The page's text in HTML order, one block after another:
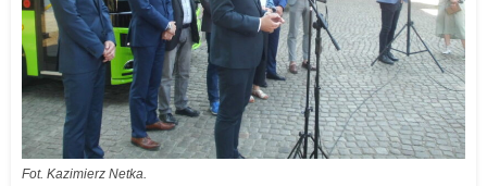
Fot. Kazimierz Netka.